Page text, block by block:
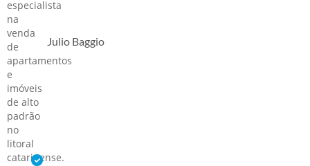
Julio Baggio